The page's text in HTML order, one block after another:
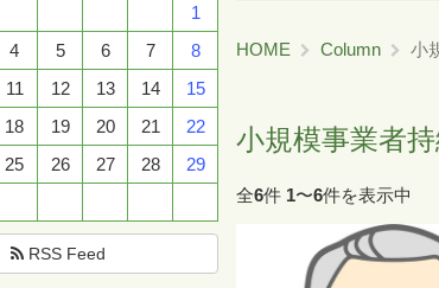
1
4 5 6 7
8
11 12 13 14
15
18 19 20 21
22
25 26 27 28
29
RSS Feed
HOME Column 小
小規模事業者
全6件 1〜6件を表示中